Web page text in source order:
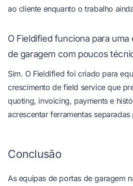
ao cliente enquanto o trabalho
O Fieldified funciona para
de garagem com poucos
Sim. O Fieldified foi criado para
crescimento de field service que
quoting, invoicing, payments e
acrescentar ferramentas
Conclusão
As equipas de portas de garagem